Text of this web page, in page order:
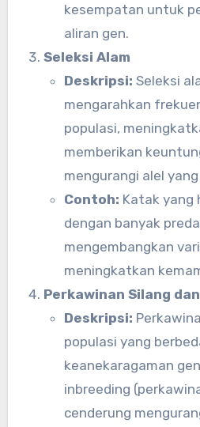
kesempatan untuk
aliran gen.
Seleksi Alam
Deskripsi: Seleksi
mengarahkan
populasi,
memberikan
mengurangi alel
Contoh: Katak yang
dengan banyak
mengembangkan
meningkatkan
Perkawinan Silang
Deskripsi:
populasi yang
keanekaragaman
inbreeding
cenderung